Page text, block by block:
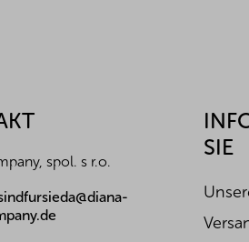
spol. s r.o.
SIE